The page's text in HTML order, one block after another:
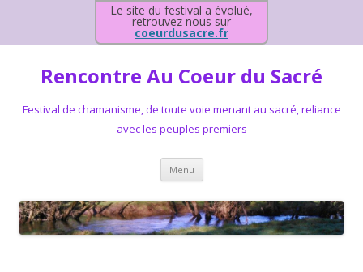
Le site du festival a évolué,
retrouvez nous sur
coeurdusacre.fr
Rencontre Au Coeur du Sacré
Festival de chamanisme, de toute voie menant au sacré, reliance
avec les peuples premiers
Menu Aller au contenu principal